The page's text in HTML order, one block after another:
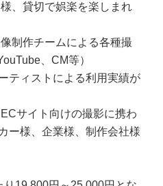
、貸切で娯楽を楽しまれ
制作チームによる各種撮
、CM等）
ィストによる利用実績が
サイト向けの撮影に携わ
ー様、企業様、制作会社様